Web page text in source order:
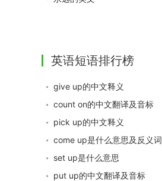
英语短语排行榜
give up的中文释义
count on的中文翻译及音标
pick up的中文释义
come up是什么意思及反义词
set up是什么意思
put up的中文翻译及音标